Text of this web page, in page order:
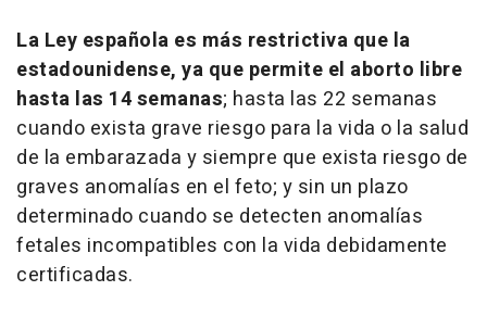
La Ley española es más restrictiva que la
estadounidense, ya que permite el aborto libre
hasta las 14 semanas; hasta las 22 semanas
cuando exista grave riesgo para la vida o la salud
de la embarazada y siempre que exista riesgo de
graves anomalías en el feto; y sin un plazo
determinado cuando se detecten anomalías
fetales incompatibles con la vida debidamente
certificadas.